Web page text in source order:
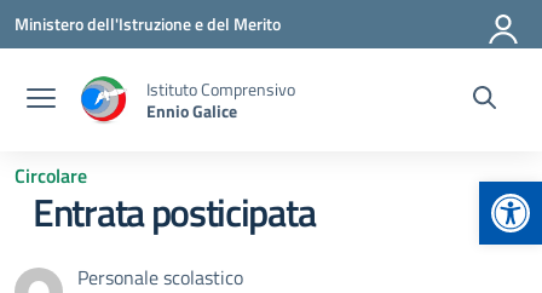
Vai ai contenuti
Vai al menu di navigazione
Vai al footer
Ministero dell'Istruzione e del Merito
Istituto Comprensivo
Ennio Galice
Circolare
Entrata posticipata
Personale scolastico